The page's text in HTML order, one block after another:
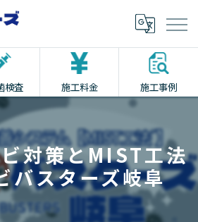
検査 施工料金 施工事例
対策とMIST工法
バスターズ岐阜